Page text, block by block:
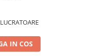
IN COS